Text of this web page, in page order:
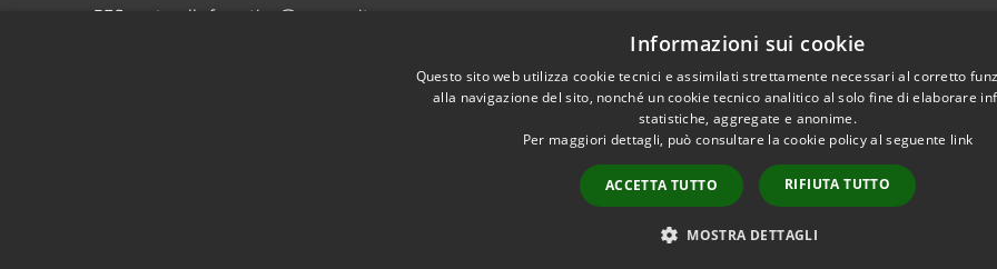
PEC: protocollo.ferentino@pec-cap.it
Copyright © 2026 • Comune
Informazioni sui cookie
Questo sito web utilizza cookie tecnici e assimilati strettamente necessari al corretto
alla navigazione del sito, nonché un cookie tecnico analitico al solo fine di elaborare
statistiche, aggregate e anonime.
Per maggiori dettagli, può consultare la cookie policy al seguente link
ACCETTA TUTTO RIFIUTA TUTTO
MOSTRA DETTAGLI